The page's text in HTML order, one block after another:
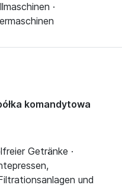
·
komandytowa
Getränke ·
und